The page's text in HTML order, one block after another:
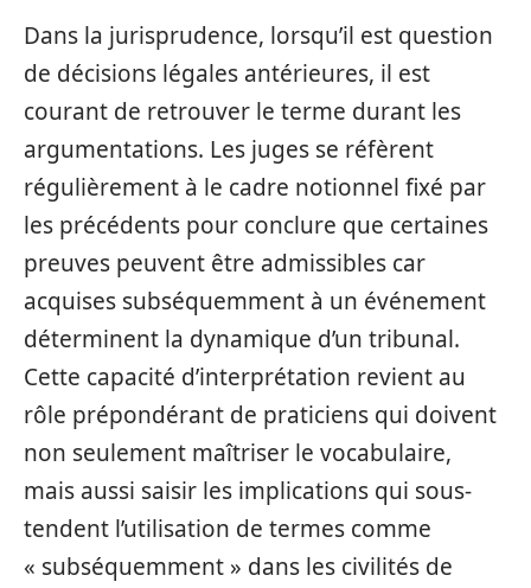
Dans la jurisprudence, lorsqu’il est question
de décisions légales antérieures, il est
courant de retrouver le terme durant les
argumentations. Les juges se réfèrent
régulièrement à le cadre notionnel fixé par
les précédents pour conclure que certaines
preuves peuvent être admissibles car
acquises subséquemment à un événement
déterminent la dynamique d’un tribunal.
Cette capacité d’interprétation revient au
rôle prépondérant de praticiens qui doivent
non seulement maîtriser le vocabulaire,
mais aussi saisir les implications qui sous-
tendent l’utilisation de termes comme
« subséquemment » dans les civilités de